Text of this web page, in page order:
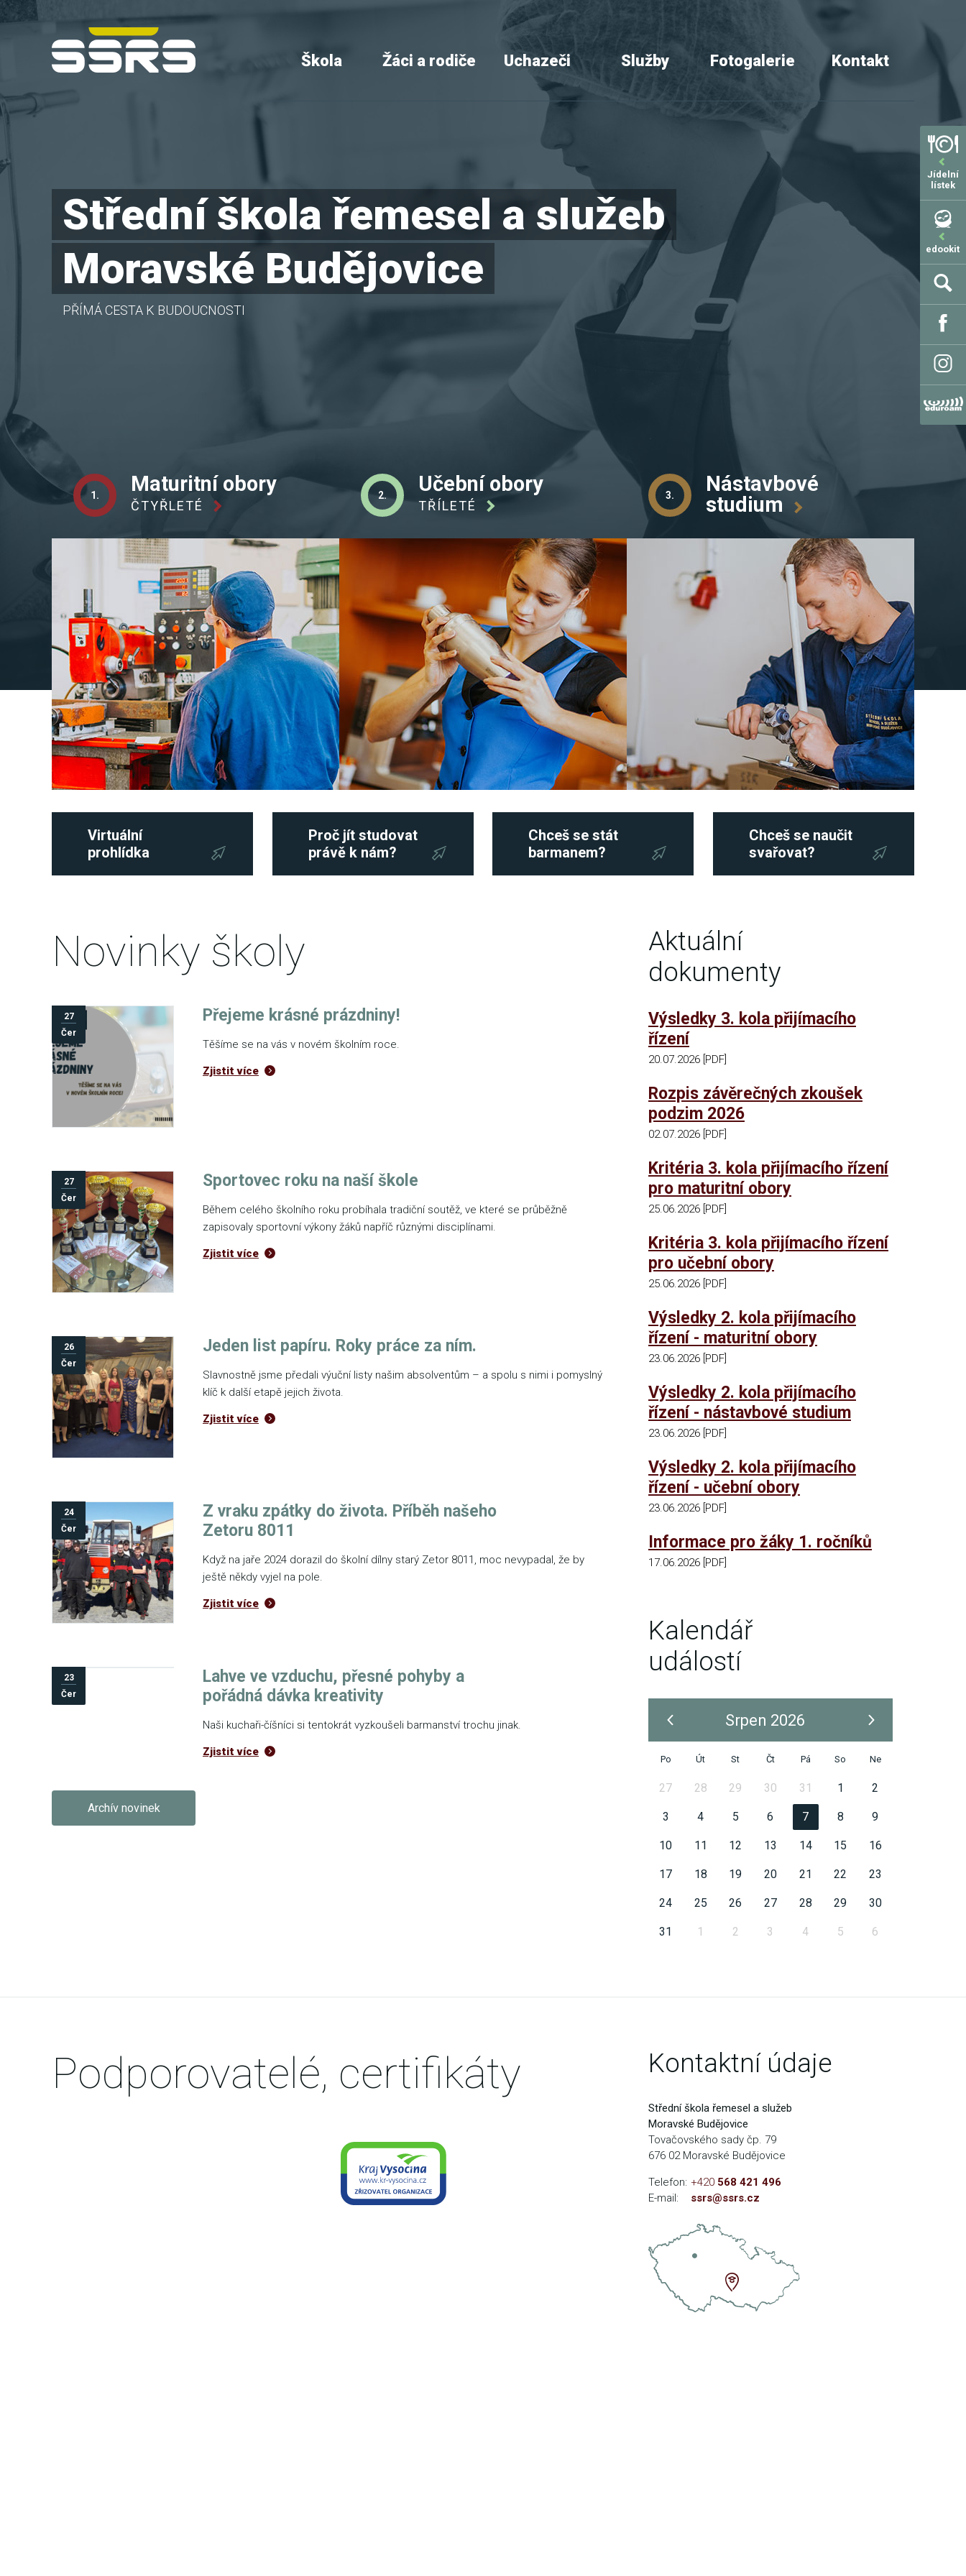
Jídelní
lístek
edookit
Škola Žáci a rodiče Uchazeči Služby Fotogalerie Kontakt
Střední škola řemesel a služeb
Moravské Budějovice
PŘÍMÁ CESTA K BUDOUCNOSTI
1. Maturitní obory
ČTYŘLETÉ
2. Učební obory
TŘÍLETÉ
3.
Nástavbové
studium
Virtuální
prohlídka
Proč jít studovat
právě k nám?
Chceš se stát
barmanem?
Chceš se naučit
svařovat?
Novinky školy
27
Čer
Přejeme krásné prázdniny!
Těšíme se na vás v novém školním roce.
Zjistit více
27
Čer
Sportovec roku na naší škole
Během celého školního roku probíhala tradiční soutěž, ve které se průběžně
zapisovaly sportovní výkony žáků napříč různými disciplínami.
Zjistit více
26
Čer
Jeden list papíru. Roky práce za ním.
Slavnostně jsme předali výuční listy našim absolventům – a spolu s nimi i pomyslný
klíč k další etapě jejich života.
Zjistit více
24
Čer
Z vraku zpátky do života. Příběh našeho
Zetoru 8011
Když na jaře 2024 dorazil do školní dílny starý Zetor 8011, moc nevypadal, že by
ještě někdy vyjel na pole.
Zjistit více
23
Čer
Lahve ve vzduchu, přesné pohyby a
pořádná dávka kreativity
Naši kuchaři-číšníci si tentokrát vyzkoušeli barmanství trochu jinak.
Zjistit více
Archív novinek
Aktuální
dokumenty
Výsledky 3. kola přijímacího
řízení
20.07.2026 [PDF]
Rozpis závěrečných zkoušek
podzim 2026
02.07.2026 [PDF]
Kritéria 3. kola přijímacího řízení
pro maturitní obory
25.06.2026 [PDF]
Kritéria 3. kola přijímacího řízení
pro učební obory
25.06.2026 [PDF]
Výsledky 2. kola přijímacího
řízení - maturitní obory
23.06.2026 [PDF]
Výsledky 2. kola přijímacího
řízení - nástavbové studium
23.06.2026 [PDF]
Výsledky 2. kola přijímacího
řízení - učební obory
23.06.2026 [PDF]
Informace pro žáky 1. ročníků
17.06.2026 [PDF]
Kalendář
událostí
Srpen 2026
Po Út St Čt Pá So Ne
27 28 29 30 31 1 2
3 4 5 6 7 8 9
10 11 12 13 14 15 16
17 18 19 20 21 22 23
24 25 26 27 28 29 30
31 1 2 3 4 5 6
Podporovatelé, certifikáty Kontaktní údaje
Střední škola řemesel a služeb
Moravské Budějovice
Tovačovského sady čp. 79
676 02 Moravské Budějovice
Telefon: +420 568 421 496
E-mail:
ssrs@ssrs.cz